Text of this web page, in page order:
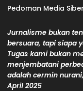
Pedoman Media Siber
Jurnalisme bukan
bersuara, tapi siapa
Tugas kami bukan
menjembatani
adalah cermin
April 2025